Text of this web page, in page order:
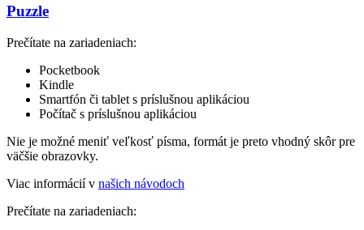
Puzzle
Prečítate na zariadeniach:
Pocketbook
Kindle
Smartfón či tablet s príslušnou aplikáciou
Počítač s príslušnou aplikáciou
Nie je možné meniť veľkosť písma, formát je preto vhodný skôr pre
väčšie obrazovky.
Viac informácií v našich návodoch
Prečítate na zariadeniach: